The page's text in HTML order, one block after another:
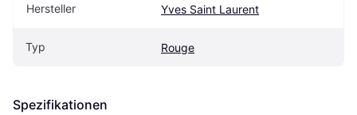
Hersteller Yves Saint Laurent
Typ Rouge
Spezifikationen